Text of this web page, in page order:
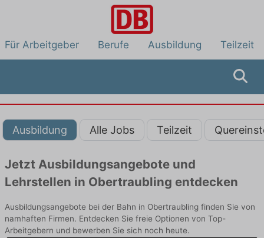
Für Arbeitgeber Berufe Ausbildung Teilzeit
Ausbildung Alle Jobs Teilzeit
Jetzt Ausbildungsangebote und
Lehrstellen in Obertraubling entdecken
Ausbildungsangebote bei der Bahn in Obertraubling finden Sie von
namhaften Firmen. Entdecken Sie freie Optionen von Top-
Arbeitgebern und bewerben Sie sich noch heute.